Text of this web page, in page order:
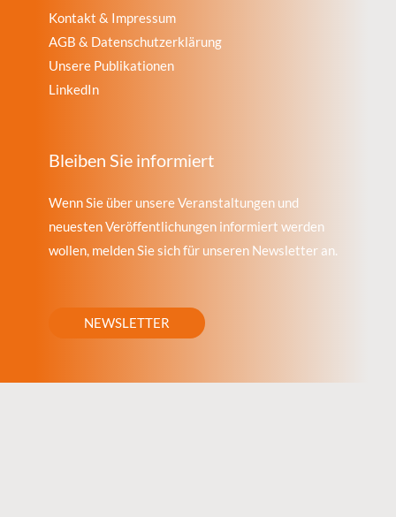
Kontakt & Impressum
AGB & Datenschutzerklärung
Unsere Publikationen
LinkedIn
Bleiben Sie informiert
Wenn Sie über unsere Veranstaltungen und
neuesten Veröffentlichungen informiert werden
wollen, melden Sie sich für unseren Newsletter an.
NEWSLETTER